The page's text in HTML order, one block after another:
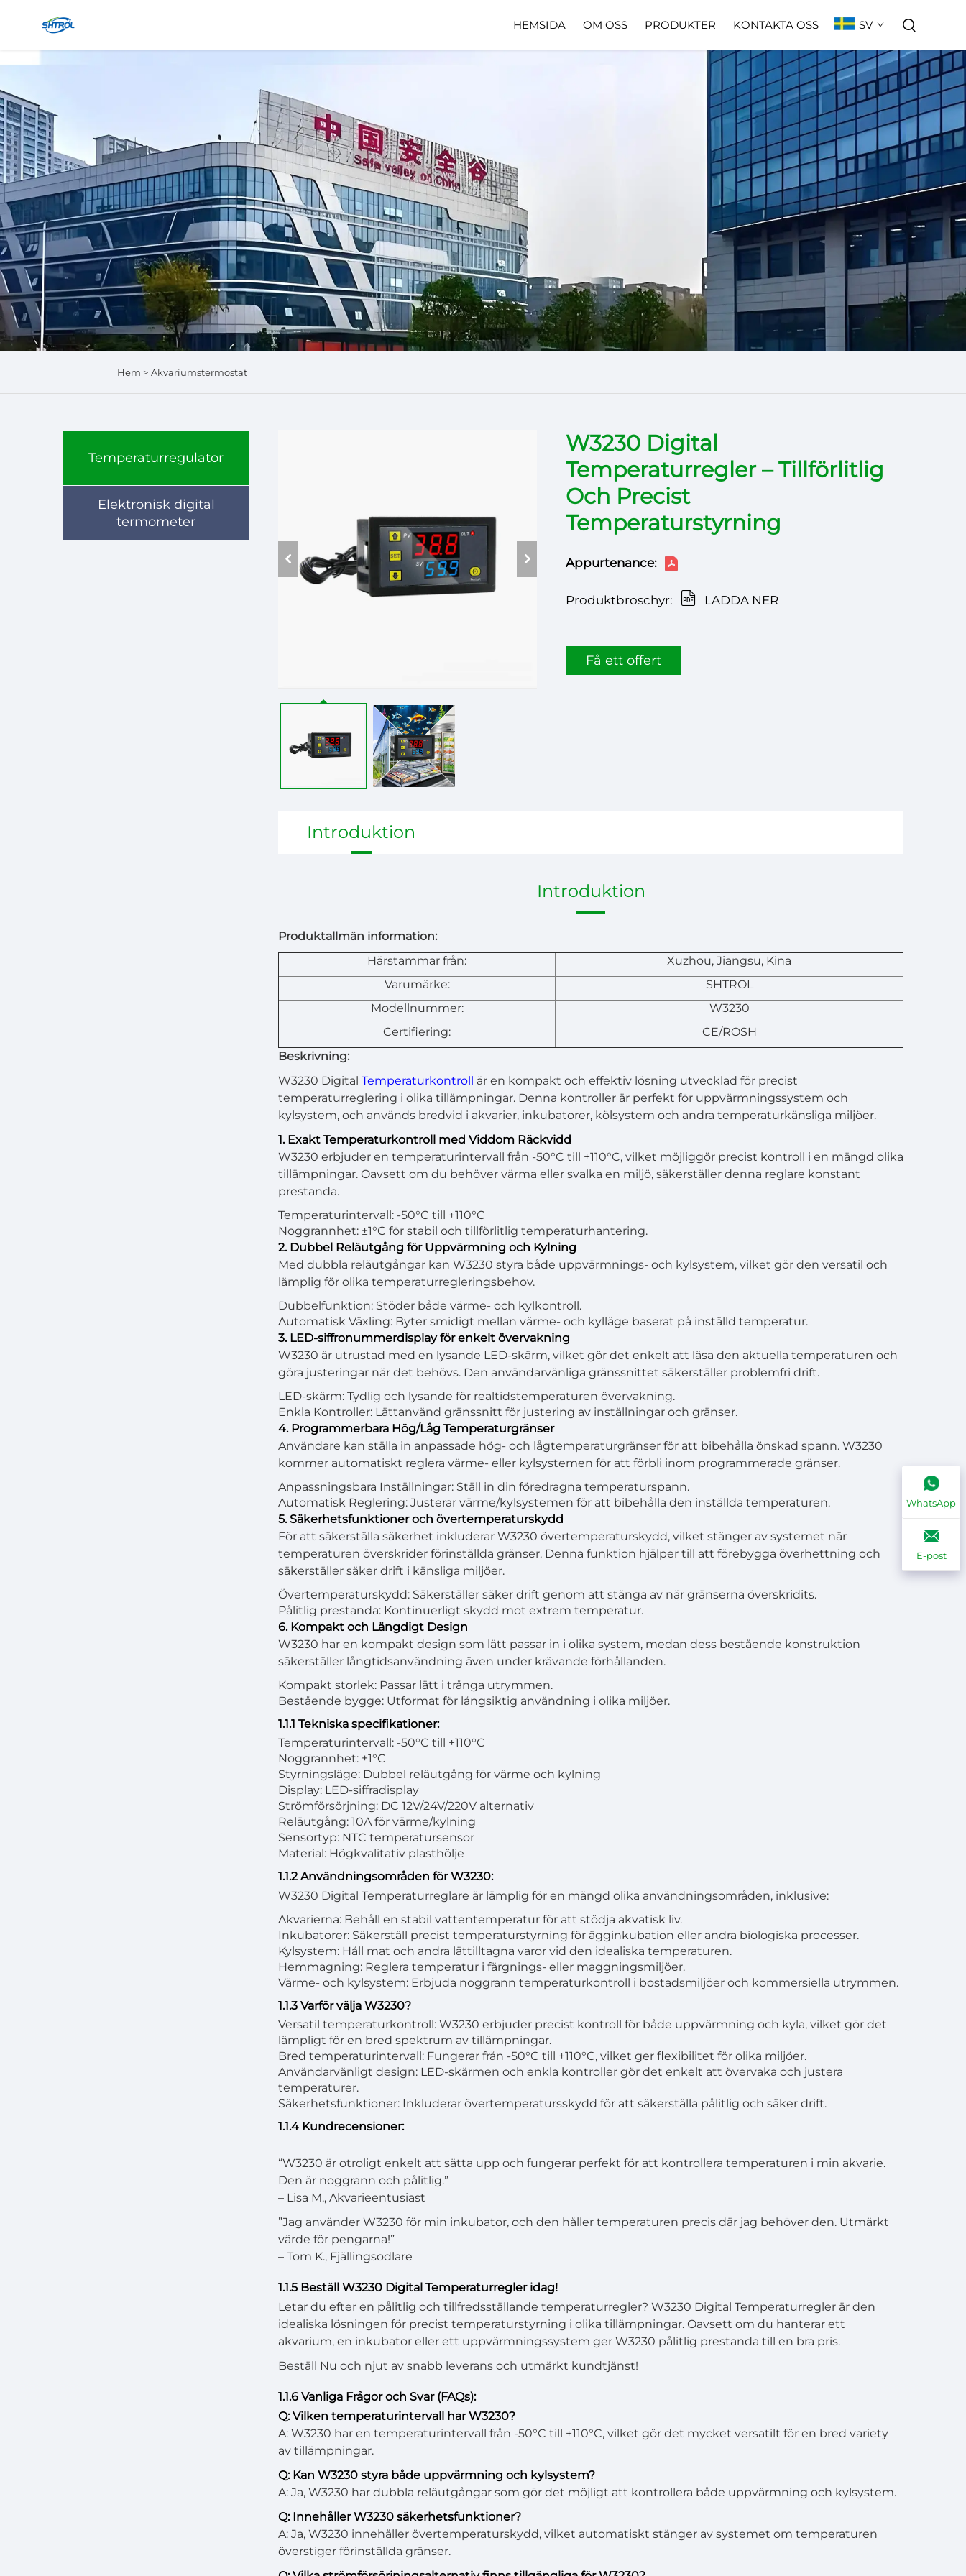
HEMSIDA OM OSS PRODUKTER KONTAKTA OSS SV
Hem > Akvariumstermostat
Temperaturregulator
Elektronisk digital
termometer
W3230 Digital
Temperaturregler – Tillförlitlig
Och Precist
Temperaturstyrning
Appurtenance:
Produktbroschyr: LADDA NER
Få ett offert
Introduktion
Introduktion
Produktallmän information:
Härstammar från:
Xuzhou, Jiangsu, Kina
Varumärke:
SHTROL
Modellnummer:
W3230
Certifiering:
CE/ROSH
Beskrivning:
W3230 Digital Temperaturkontroll är en kompakt och effektiv lösning utvecklad för precist
temperaturreglering i olika tillämpningar. Denna kontroller är perfekt för uppvärmningssystem och
kylsystem, och används bredvid i akvarier, inkubatorer, kölsystem och andra temperaturkänsliga miljöer.
1. Exakt Temperaturkontroll med Viddom Räckvidd
W3230 erbjuder en temperaturintervall från -50°C till +110°C, vilket möjliggör precist kontroll i en mängd olika
tillämpningar. Oavsett om du behöver värma eller svalka en miljö, säkerställer denna reglare konstant
prestanda.
Temperaturintervall: -50°C till +110°C
Noggrannhet: ±1°C för stabil och tillförlitlig temperaturhantering.
2. Dubbel Reläutgång för Uppvärmning och Kylning
Med dubbla reläutgångar kan W3230 styra både uppvärmnings- och kylsystem, vilket gör den versatil och
lämplig för olika temperaturregleringsbehov.
Dubbelfunktion: Stöder både värme- och kylkontroll.
Automatisk Växling: Byter smidigt mellan värme- och kylläge baserat på inställd temperatur.
3. LED-siffronummerdisplay för enkelt övervakning
W3230 är utrustad med en lysande LED-skärm, vilket gör det enkelt att läsa den aktuella temperaturen och
göra justeringar när det behövs. Den användarvänliga gränssnittet säkerställer problemfri drift.
LED-skärm: Tydlig och lysande för realtidstemperaturen övervakning.
Enkla Kontroller: Lättanvänd gränssnitt för justering av inställningar och gränser.
4. Programmerbara Hög/Låg Temperaturgränser
Användare kan ställa in anpassade hög- och lågtemperaturgränser för att bibehålla önskad spann. W3230
kommer automatiskt reglera värme- eller kylsystemen för att förbli inom programmerade gränser.
Anpassningsbara Inställningar: Ställ in din föredragna temperaturspann.
Automatisk Reglering: Justerar värme/kylsystemen för att bibehålla den inställda temperaturen.
5. Säkerhetsfunktioner och övertemperaturskydd
För att säkerställa säkerhet inkluderar W3230 övertemperaturskydd, vilket stänger av systemet när
temperaturen överskrider förinställda gränser. Denna funktion hjälper till att förebygga överhettning och
säkerställer säker drift i känsliga miljöer.
Övertemperaturskydd: Säkerställer säker drift genom att stänga av när gränserna överskridits.
Pålitlig prestanda: Kontinuerligt skydd mot extrem temperatur.
6. Kompakt och Längdigt Design
W3230 har en kompakt design som lätt passar in i olika system, medan dess bestående konstruktion
säkerställer långtidsanvändning även under krävande förhållanden.
Kompakt storlek: Passar lätt i trånga utrymmen.
Bestående bygge: Utformat för långsiktig användning i olika miljöer.
1.1.1 Tekniska specifikationer:
Temperaturintervall: -50°C till +110°C
Noggrannhet: ±1°C
Styrningsläge: Dubbel reläutgång för värme och kylning
Display: LED-siffradisplay
Strömförsörjning: DC 12V/24V/220V alternativ
Reläutgång: 10A för värme/kylning
Sensortyp: NTC temperatursensor
Material: Högkvalitativ plasthölje
1.1.2 Användningsområden för W3230:
W3230 Digital Temperaturreglare är lämplig för en mängd olika användningsområden, inklusive:
Akvarierna: Behåll en stabil vattentemperatur för att stödja akvatisk liv.
Inkubatorer: Säkerställ precist temperaturstyrning för ägginkubation eller andra biologiska processer.
Kylsystem: Håll mat och andra lättilltagna varor vid den idealiska temperaturen.
Hemmagning: Reglera temperatur i färgnings- eller maggningsmiljöer.
Värme- och kylsystem: Erbjuda noggrann temperaturkontroll i bostadsmiljöer och kommersiella utrymmen.
1.1.3 Varför välja W3230?
Versatil temperaturkontroll: W3230 erbjuder precist kontroll för både uppvärmning och kyla, vilket gör det
lämpligt för en bred spektrum av tillämpningar.
Bred temperaturintervall: Fungerar från -50°C till +110°C, vilket ger flexibilitet för olika miljöer.
Användarvänligt design: LED-skärmen och enkla kontroller gör det enkelt att övervaka och justera
temperaturer.
Säkerhetsfunktioner: Inkluderar övertemperatursskydd för att säkerställa pålitlig och säker drift.
1.1.4 Kundrecensioner:
“W3230 är otroligt enkelt att sätta upp och fungerar perfekt för att kontrollera temperaturen i min akvarie.
Den är noggrann och pålitlig.”
– Lisa M., Akvarieentusiast
”Jag använder W3230 för min inkubator, och den håller temperaturen precis där jag behöver den. Utmärkt
värde för pengarna!”
– Tom K., Fjällingsodlare
1.1.5 Beställ W3230 Digital Temperaturregler idag!
Letar du efter en pålitlig och tillfredsställande temperaturregler? W3230 Digital Temperaturregler är den
idealiska lösningen för precist temperaturstyrning i olika tillämpningar. Oavsett om du hanterar ett
akvarium, en inkubator eller ett uppvärmningssystem ger W3230 pålitlig prestanda till en bra pris.
Beställ Nu och njut av snabb leverans och utmärkt kundtjänst!
1.1.6 Vanliga Frågor och Svar (FAQs):
Q: Vilken temperaturintervall har W3230?
A: W3230 har en temperaturintervall från -50°C till +110°C, vilket gör det mycket versatilt för en bred variety
av tillämpningar.
Q: Kan W3230 styra både uppvärmning och kylsystem?
A: Ja, W3230 har dubbla reläutgångar som gör det möjligt att kontrollera både uppvärmning och kylsystem.
Q: Innehåller W3230 säkerhetsfunktioner?
A: Ja, W3230 innehåller övertemperaturskydd, vilket automatiskt stänger av systemet om temperaturen
överstiger förinställda gränser.
WhatsApp
E-post